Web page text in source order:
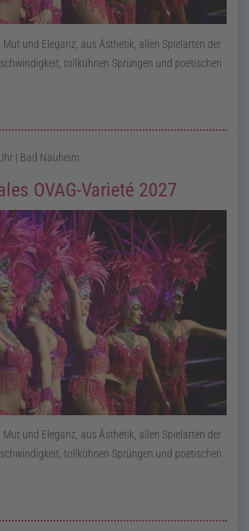
Mut und Eleganz, aus Ästhetik, allen Spielarten der
tollkühnen Sprüngen und poetischen
| Bad Nauheim
OVAG-Varieté 2027
Mut und Eleganz, aus Ästhetik, allen Spielarten der
tollkühnen Sprüngen und poetischen